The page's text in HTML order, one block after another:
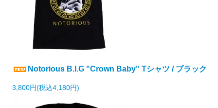
Notorious B.I.G "Crown Baby" Tシャツ / ブラック
3,800円(税込4,180円)